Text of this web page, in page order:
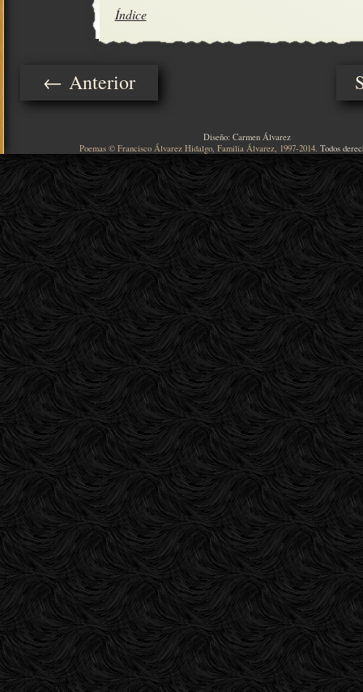
Índice
← Anterior
Diseño: Carmen Álvarez
Poemas © Francisco Álvarez Hidalgo, Familia Álvarez, 1997-2014. Todos